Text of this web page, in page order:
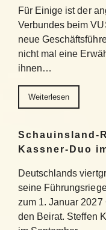
Für Einige ist der
Verbundes beim
neue
nicht mal eine
ihnen…
Weiterlesen
Schauinsland-
Kassner-Duo
Deutschlands
seine
zum 1. Januar
den Beirat. Steffen